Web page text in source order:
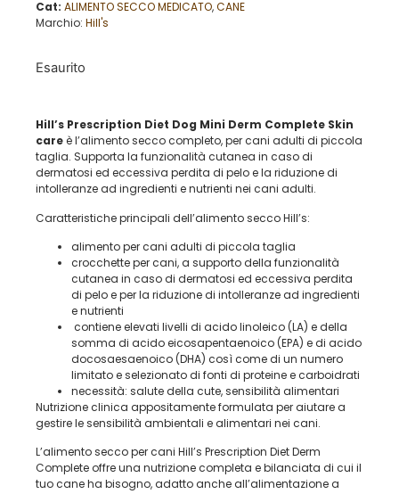
Cat: ALIMENTO SECCO MEDICATO,CANE
Marchio: Hill's
Esaurito
Hill’s Prescription Diet Dog Mini Derm Complete Skin
careè l’alimento secco completo, per cani adulti di piccola
taglia. Supporta la funzionalità cutanea in caso di
dermatosi ed eccessiva perdita di pelo e la riduzione di
intolleranze ad ingredienti e nutrienti nei cani adulti.
Caratteristiche principali dell’alimento secco Hill’s:
alimento per cani adulti di piccola taglia
crocchette per cani, a supporto della funzionalità
cutanea in caso di dermatosi ed eccessiva perdita
di pelo e per la riduzione di intolleranze ad ingredienti
e nutrienti
contiene elevati livelli di acido linoleico (LA) e della
somma di acido eicosapentaenoico (EPA) e di acido
docosaesaenoico (DHA) così come di un numero
limitato e selezionato di fonti di proteine e carboidrati
necessità: salute della cute, sensibilità alimentari
Nutrizione clinica appositamente formulata per aiutare a
gestire le sensibilità ambientali e alimentari nei cani.
L’alimento secco per cani Hill’s Prescription Diet Derm
Complete offre una nutrizione completa e bilanciata di cui il
tuo cane ha bisogno, adatto anche all’alimentazione a